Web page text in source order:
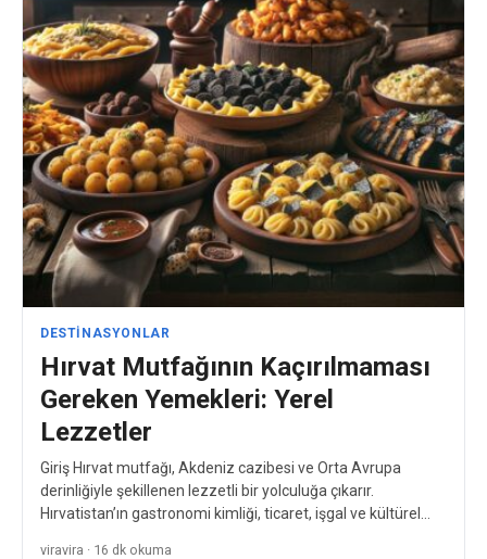
DESTINASYONLAR
Hırvat Mutfağının Kaçırılmaması
Gereken Yemekleri: Yerel
Lezzetler
Giriş Hırvat mutfağı, Akdeniz cazibesi ve Orta Avrupa
derinliğiyle şekillenen lezzetli bir yolculuğa çıkarır.
Hırvatistan’ın gastronomi kimliği, ticaret, işgal ve kültürel
viravira · 16 dk okuma